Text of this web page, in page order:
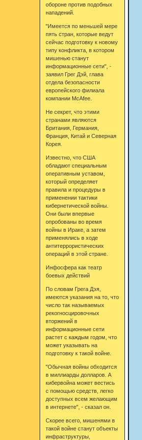
обороне против подобных
нападений.
"Имеется по меньшей мере
пять стран, которые ведут
сейчас подготовку к новому
типу конфликта, в котором
мишенью станут
информационные сети", -
заявил Грег Дэй, глава
отдела безопасности
европейского филиала
компании McAfee.
Не секрет, что этими
странами являются
Британия, Германия,
Франция, Китай и Северная
Корея.
Известно, что США
обладают специальным
оперативным уставом,
который определяет
правила и процедуры в
применении тактики
кибернетической войны.
Они были впервые
опробованы во время
войны в Ираке, а затем
применялись в ходе
антитеррористических
операций в этой стране.
Инфосфера как театр
боевых действий
По словам Грега Дэя,
имеются указания на то, что
число так называемых
рекогносцировочных
вторжений в
информационные сети
растет с каждым годом, что
может указывать на
подготовку к такой войне.
"Обычная войны обходится
в миллиарды долларов. А
кибервойна может вестись
с помощью средств, легко
доступных всем желающим
в интернете", - сказал он.
Скорее всего, мишенями в
такой войне станут объекты
инфраструктуры,